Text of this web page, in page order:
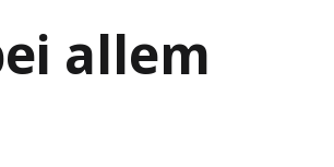
allem